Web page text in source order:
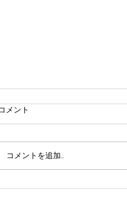
メント
コメントを追加…